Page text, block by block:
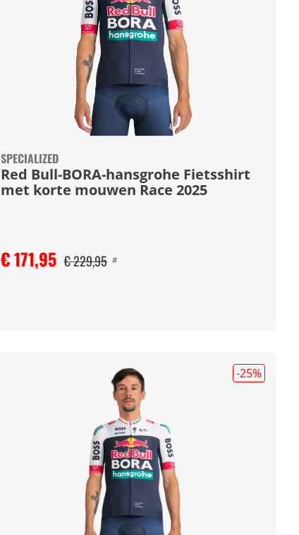
SPECIALIZED
Red Bull-BORA-hansgrohe Fietsshirt
met korte mouwen Race 2025
€ 171,95 € 229,95 #
-25%